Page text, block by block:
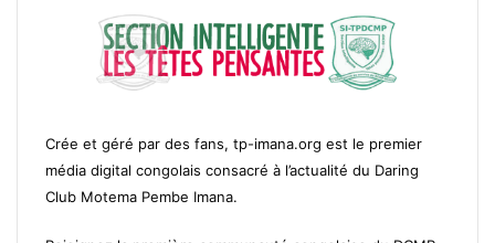
Crée et géré par des fans, tp-imana.org est le premier
média digital congolais consacré à l’actualité du Daring
Club Motema Pembe Imana.